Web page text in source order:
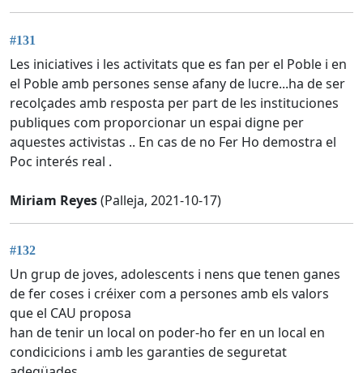
#131
Les iniciatives i les activitats que es fan per el Poble i en
el Poble amb persones sense afany de lucre...ha de ser
recolçades amb resposta per part de les instituciones
publiques com proporcionar un espai digne per
aquestes activistas .. En cas de no Fer Ho demostra el
Poc interés real .
Miriam Reyes(Palleja, 2021-10-17)
#132
Un grup de joves, adolescents i nens que tenen ganes
de fer coses i créixer com a persones amb els valors
que el CAU proposa
han de tenir un local on poder-ho fer en un local en
condicicions i amb les garanties de seguretat